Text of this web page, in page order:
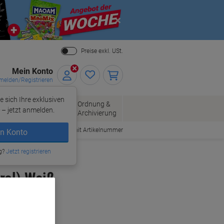
Close
Preise exkl. USt.
Mein Konto
Registrieren
sich Ihre exklusiven
jetzt anmelden.
Konto
Jetzt registrieren
Bürobedarf
Ordnung &
Archivierung
Bestellen mit Artikelnummer
Weiß